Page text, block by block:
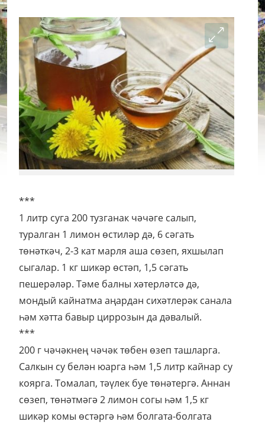
***
1 литр суга 200 тузганак чәчәге салып,
туралган 1 лимон өстиләр дә, 6 сәгать
төнәткәч, 2-3 кат марля аша сөзеп, яхшылап
сыгалар. 1 кг шикәр өстәп, 1,5 сәгать
пешерәләр. Тәме балны хәтерләтсә дә,
мондый кайнатма аңардан сихәтлерәк санала
һәм хәтта бавыр циррозын да дәвалый.
***
200 г чәчәкнең чәчәк төбен өзеп ташларга.
Салкын су белән юарга һәм 1,5 литр кайнар су
коярга. Томалап, тәүлек буе төнәтергә. Аннан
сөзеп, төнәтмәгә 2 лимон согы һәм 1,5 кг
шикәр комы өстәргә һәм болгата-болгата